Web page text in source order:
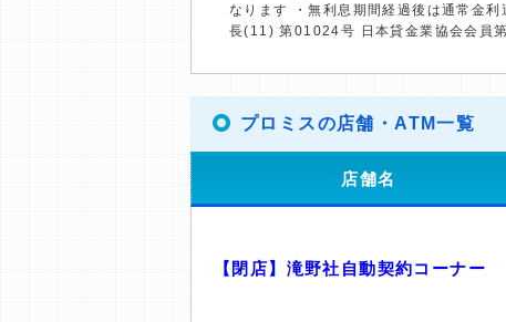
なります ・無利息期間経過後は通常金
長(11) 第01024号 日本貸金業協会会員
プロミスの店舗・ATM一覧
店舗名
【閉店】滝野社自動契約コーナー